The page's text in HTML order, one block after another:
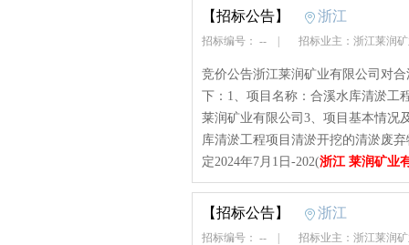
【招标公告】 浙江
招标编号： -- 招标业主：浙江莱润
竞价公告浙江莱润矿业有限公司对
下：1、项目名称：合溪水库清淤工
莱润矿业有限公司3、项目基本情况
库清淤工程项目清淤开挖的清淤废
定2024年7月1日-202(浙江 莱润矿业
【招标公告】 浙江
招标编号： -- 招标业主：浙江莱润